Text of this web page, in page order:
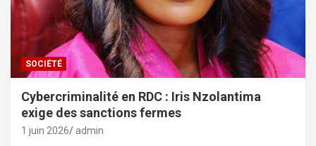
SOCIÉTÉ
Cybercriminalité en RDC : Iris Nzolantima
exige des sanctions fermes
1 juin 2026 admin